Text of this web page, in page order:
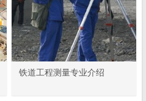
铁道工程测量专业介绍